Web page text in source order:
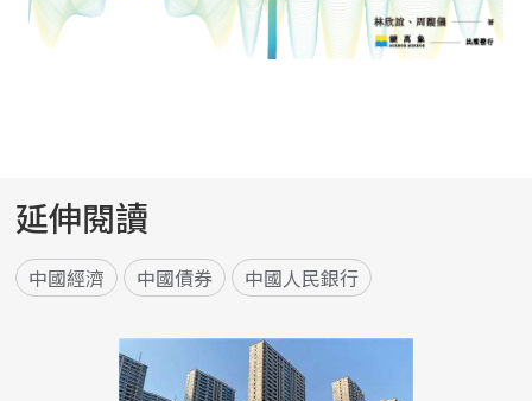
延伸閱讀
中國經濟 中國債券 中國人民銀行